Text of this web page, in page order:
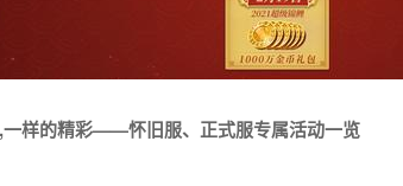
Nintendo
、液晶电视、京东卡等实物大奖。